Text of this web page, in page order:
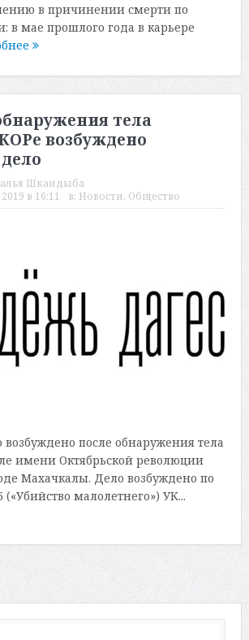
в причинении смерти по
в мае прошлого года в карьере
тела
возбуждено
Шкандыба
в 16:11 в: Новости, Общество
возбуждено после обнаружения тела
имени Октябрьской революции
Махачкалы. Дело возбуждено по
(«Убийство малолетнего») УК...